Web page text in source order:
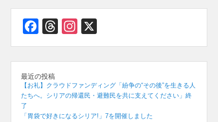
Facebook
Threads
Instagram
最近の投稿
【お礼】クラウドファンディング「紛争の“その後”を生きる人
たちへ。シリアの帰還民・避難民を共に支えてください」終
了
「胃袋で好きになるシリア!」7を開催しました